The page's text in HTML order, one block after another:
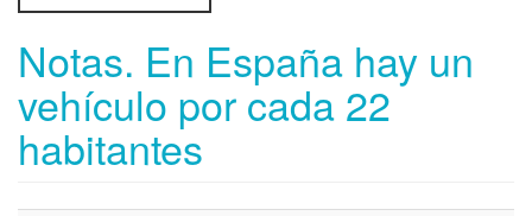
Notas. En España hay un
vehículo por cada 22
habitantes